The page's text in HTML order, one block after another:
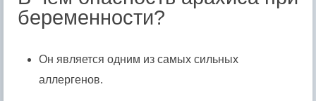
беременности?
Он является одним из самых сильных
аллергенов.